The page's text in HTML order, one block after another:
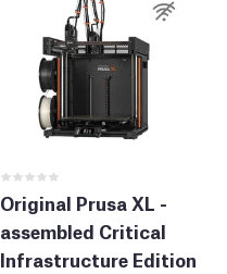
Original Prusa XL -
assembled Critical
Infrastructure Edition